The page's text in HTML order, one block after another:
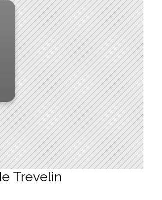
Trevelin